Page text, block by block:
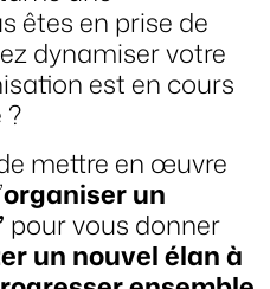
êtes en prise de
dynamiser votre
est en cours
?
mettre en œuvre
organiser un
pour vous donner
un nouvel élan à